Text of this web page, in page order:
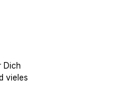
Dich
vieles